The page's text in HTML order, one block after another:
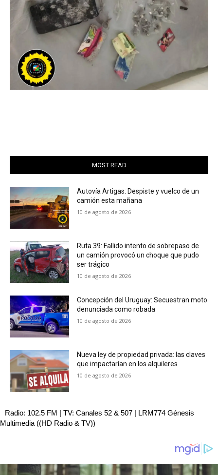
MOST READ
Autovía Artigas: Despiste y vuelco de un
camión esta mañana
10 de agosto de 2026
Ruta 39: Fallido intento de sobrepaso de
un camión provocó un choque que pudo
ser trágico
10 de agosto de 2026
Concepción del Uruguay: Secuestran moto
denunciada como robada
10 de agosto de 2026
Nueva ley de propiedad privada: las claves
que impactarían en los alquileres
10 de agosto de 2026
Radio: 102.5 FM | TV: Canales 52 & 507 | LRM774 Génesis
Multimedia ((HD Radio & TV))